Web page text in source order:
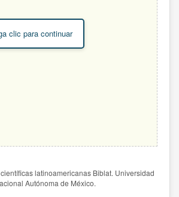
clic para continuar
latinoamericanas Biblat. Universidad
Autónoma de México.